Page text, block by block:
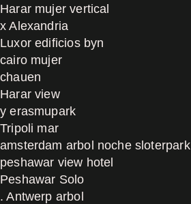
Harar mujer vertical
x Alexandria
Luxor edificios byn
cairo mujer
chauen
Harar view
y erasmupark
Tripoli mar
amsterdam arbol noche sloterpark
peshawar view hotel
Peshawar Solo
. Antwerp arbol